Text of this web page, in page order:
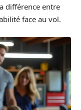
différence entre
face au vol.